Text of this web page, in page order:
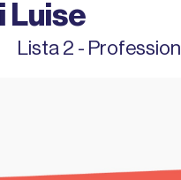
Luise
Lista 2 -